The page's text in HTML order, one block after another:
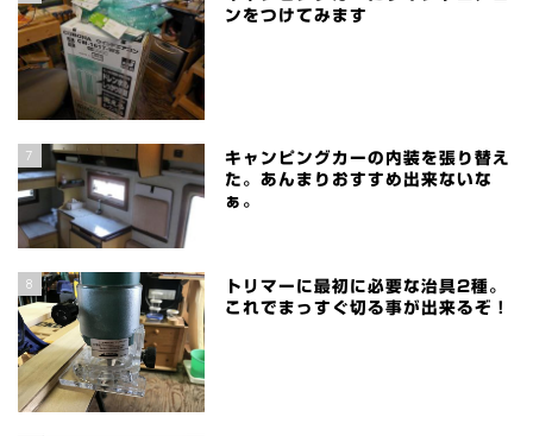
ンをつけてみます
7
キャンピングカーの内装を張り替え
た。あんまりおすすめ出来ないな
ぁ。
8
トリマーに最初に必要な治具2種。
これでまっすぐ切る事が出来るぞ！